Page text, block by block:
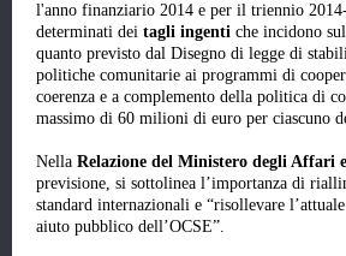
l'anno finanziario 2014 e per il triennio
determinati dei tagli ingenti che incidono
quanto previsto dal Disegno di legge di
politiche comunitarie ai programmi di
coerenza e a complemento della politica di
massimo di 60 milioni di euro per ciascuno
Nella Relazione del Ministero degli Affari
previsione, si sottolinea l’importanza di
standard internazionali e “risollevare
aiuto pubblico dell’OCSE”.